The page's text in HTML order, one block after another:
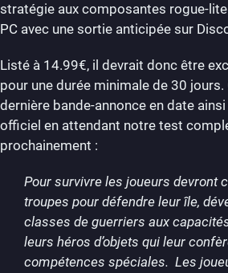
stratégie aux composantes rogue-
PC avec une sortie anticipée sur
Listé à 14.99€, il devrait donc être
pour une durée minimale de 30
dernière bande-annonce en date
officiel en attendant notre test
prochainement :
Pour survivre les joueurs devront
troupes pour défendre leur île,
classes de guerriers aux
leurs héros d’objets qui leur
compétences spéciales. Les